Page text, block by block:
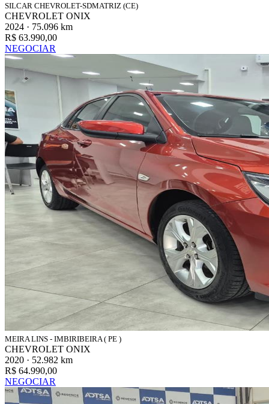
SILCAR CHEVROLET-SDMATRIZ (CE)
CHEVROLET ONIX
2024 · 75.096 km
R$ 63.990,00
NEGOCIAR
MEIRA LINS - IMBIRIBEIRA ( PE )
CHEVROLET ONIX
2020 · 52.982 km
R$ 64.990,00
NEGOCIAR